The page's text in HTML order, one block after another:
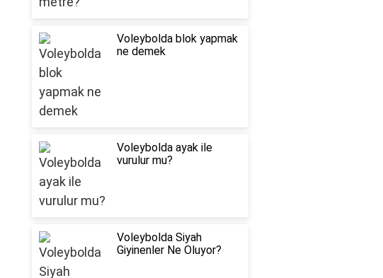
Voleybolda blok yapmak
ne demek
Voleybolda ayak ile
vurulur mu?
Voleybolda Siyah
Giyinenler Ne Oluyor?